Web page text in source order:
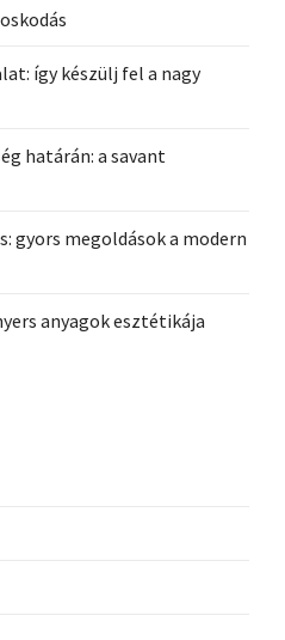
így készülj fel a nagy
határán: a savant
gyors megoldások a modern
anyagok esztétikája